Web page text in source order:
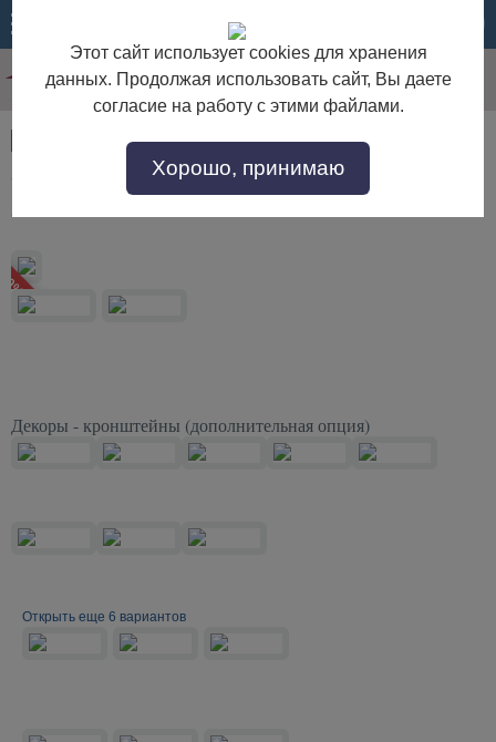
53668
Стол письменный Б5.17.1 МДФ орех/патина
Декоры - кронштейны (дополнительная опция)
Открыть еще 6 вариантов
Этот сайт использует cookies для хранения
данных. Продолжая использовать сайт, Вы даете
согласие на работу с этими файлами.
Хорошо, принимаю